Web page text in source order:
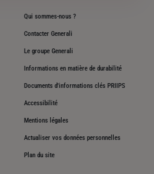
Qui sommes-nous ?
Contacter Generali
Le groupe Generali
Informations en matière de durabilité
Documents d'informations clés PRIIPS
Accessibilité
Mentions légales
Actualiser vos données personnelles
Plan du site